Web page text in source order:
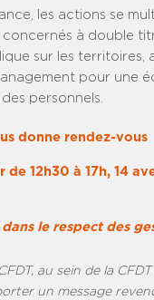
les actions se
concernés à double
sur les territoires,
pour une
des personnels.
donne rendez-vous
de 12h30 à 17h, 14
le respect des
au sein de la
un message